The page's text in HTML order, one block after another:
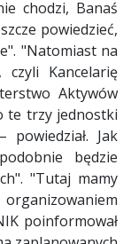
chodzi, Banaś
powiedzieć,
"Natomiast na
Kancelarię
Aktywów
te trzy jednostki
Jak
będzie
"Tutaj mamy
poinformował